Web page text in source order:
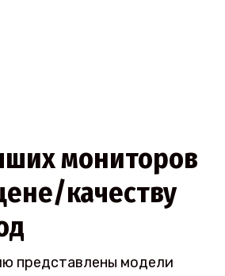
мониторов
качеству
представлены модели